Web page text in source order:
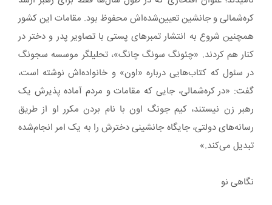
کره‌شمالی و جانشین تعیین‌شده‌اش محفوظ بود. مقامات این کشور
همچنین شروع به انتشار تمبرهای پستی با تصاویر پدر و دختر در
کنار هم کردند. «چئونگ سونگ چانگ»، تحلیلگر موسسه سجونگ
در سئول که کتاب‌هایی درباره «اون» و خانواده‌اش نوشته است،
گفت: «در کره‌شمالی، جایی که مقامات و مردم آماده پذیرش یک
رهبر زن نیستند، کیم جونگ اون با نام بردن مکرر او از طریق
رسانه‌های دولتی، جایگاه جانشینی دخترش را به یک امر انجام‌شده
تبدیل می‌کند.»
نگاهی نو